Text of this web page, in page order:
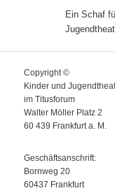
Ein Schaf
Copyright ©
Kinder und
im Titusforum
Walter Möller Platz 2
60 439 Frankfurt a. M.
Geschäftsanschrift:
Bornweg 20
60437 Frankfurt